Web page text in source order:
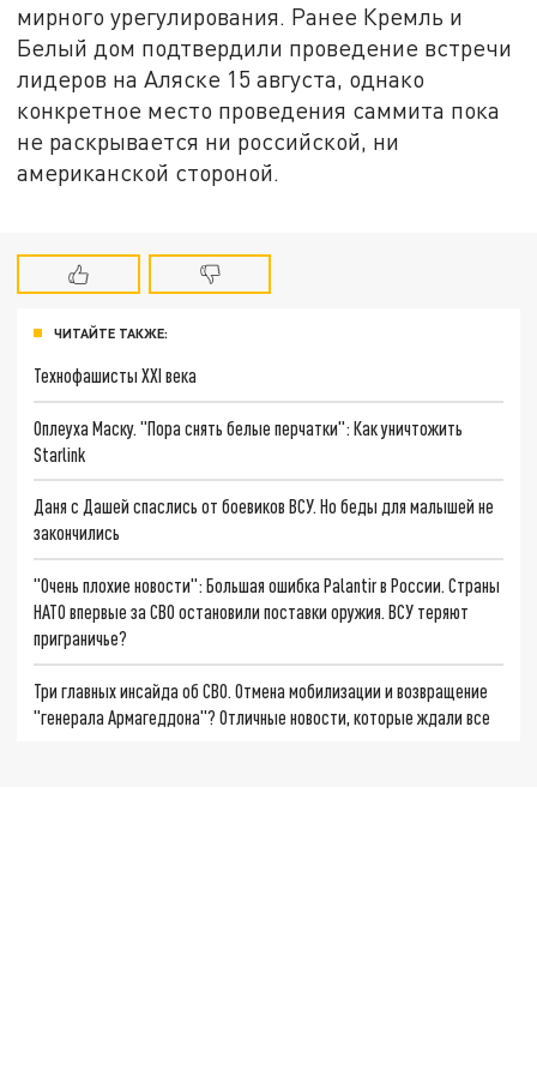
мирного урегулирования. Ранее Кремль и
Белый дом подтвердили проведение встречи
лидеров на Аляске 15 августа, однако
конкретное место проведения саммита пока
не раскрывается ни российской, ни
американской стороной.
ЧИТАЙТЕ ТАКЖЕ:
Технофашисты XXI века
Оплеуха Маску. "Пора снять белые перчатки": Как уничтожить
Starlink
Даня с Дашей спаслись от боевиков ВСУ. Но беды для малышей не
закончились
"Очень плохие новости": Большая ошибка Palantir в России. Страны
НАТО впервые за СВО остановили поставки оружия. ВСУ теряют
приграничье?
Три главных инсайда об СВО. Отмена мобилизации и возвращение
"генерала Армагеддона"? Отличные новости, которые ждали все